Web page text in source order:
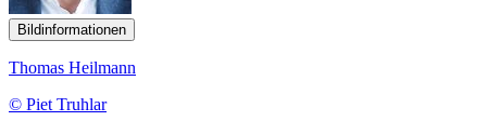
Bildinformationen
Thomas Heilmann
© Piet Truhlar